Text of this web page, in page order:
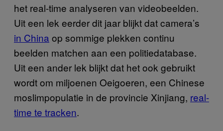
het real-time analyseren van videobeelden.
Uit een lek eerder dit jaar blijkt dat camera’s
in China op sommige plekken continu
beelden matchen aan een politiedatabase.
Uit een ander lek blijkt dat het ook gebruikt
wordt om miljoenen Oeigoeren, een Chinese
moslimpopulatie in de provincie Xinjiang, real-
time te tracken.